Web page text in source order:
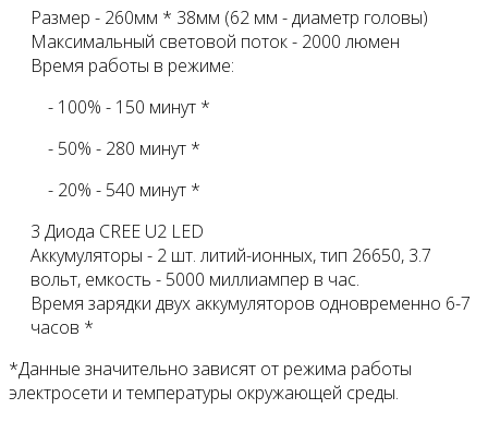
Размер - 260мм * 38мм (62 мм - диаметр головы)
Максимальный световой поток - 2000 люмен
Время работы в режиме:
- 100% - 150 минут *
- 50% - 280 минут *
- 20% - 540 минут *
3 Диода CREE U2 LED
Аккумуляторы - 2 шт. литий-ионных, тип 26650, 3.7
вольт, емкость - 5000 миллиампер в час.
Время зарядки двух аккумуляторов одновременно 6-7
часов *
*Данные значительно зависят от режима работы
электросети и температуры окружающей среды.